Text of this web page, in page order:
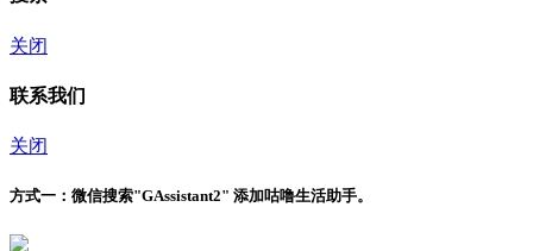
关闭
联系我们
关闭
方式一： 微信搜索"GAssistant2" 添加咕噜生活助手。